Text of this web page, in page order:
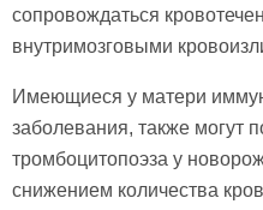
сопровождаться
внутримозговыми
Имеющиеся у матери
заболевания, также могут
тромбоцитопоэза у
снижением количества